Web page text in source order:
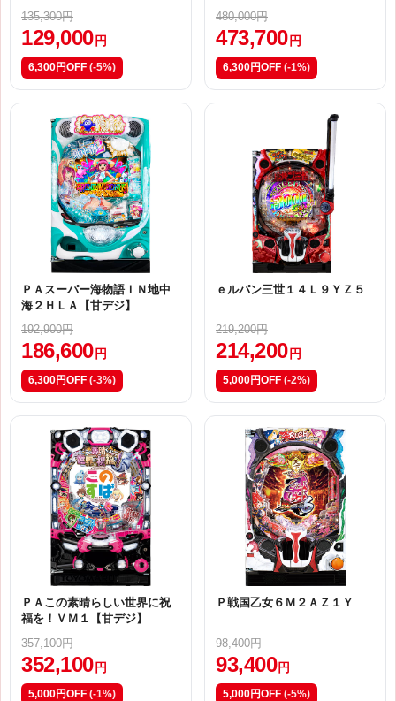
135,300円
129,000 円
6,300円OFF (-5%)
480,000円
473,700 円
6,300円OFF (-1%)
ＰＡスーパー海物語ＩＮ地中
海２ＨＬＡ【甘デジ】
192,900円
186,600 円
6,300円OFF (-3%)
ｅルパン三世１４Ｌ９ＹＺ５
219,200円
214,200 円
5,000円OFF (-2%)
ＰＡこの素晴らしい世界に祝
福を！ＶＭ１【甘デジ】
357,100円
352,100 円
5,000円OFF (-1%)
Ｐ戦国乙女６Ｍ２ＡＺ１Ｙ
98,400円
93,400 円
5,000円OFF (-5%)